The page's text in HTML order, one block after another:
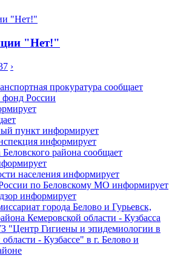
"Нет!"
›
прокуратура сообщает
России
пункт информирует
информирует
района сообщает
населения информирует
по Беловскому МО информирует
информирует
города Белово и Гурьевск,
Кемеровской области - Кузбасса
"Центр Гигиены и эпидемиологии в
- Кузбассе" в г. Белово и